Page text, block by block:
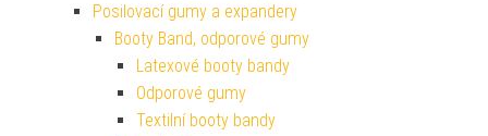
Posilovací gumy a expandery
Booty Band, odporové gumy
Latexové booty bandy
Odporové gumy
Textilní booty bandy